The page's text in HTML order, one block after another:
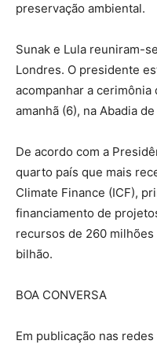
preservação ambiental.
Sunak e Lula reuniram-
Londres. O presidente
acompanhar a cerimônia
amanhã (6), na Abadia
De acordo com a
quarto país que mais
Climate Finance (ICF),
financiamento de
recursos de 260 milhões
bilhão.
BOA CONVERSA
Em publicação nas